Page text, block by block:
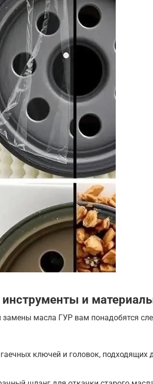
и
замены масла ГУР вам понадобятся
ключей и головок, подходящих